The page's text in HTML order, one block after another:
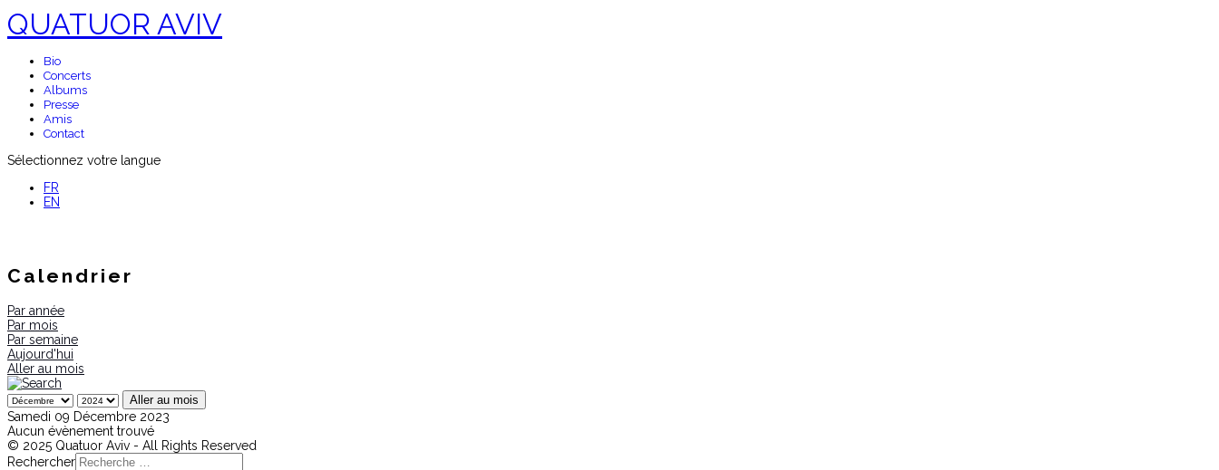
QUATUOR AVIV
Bio
Concerts
Albums
Presse
Amis
Contact
Sélectionnez votre langue
FR
EN
Calendrier
Par année
Par mois
Par semaine
Aujourd'hui
Aller au mois
Aller au mois
Samedi 09 Décembre 2023
Aucun évènement trouvé
© 2025 Quatuor Aviv - All Rights Reserved
Rechercher